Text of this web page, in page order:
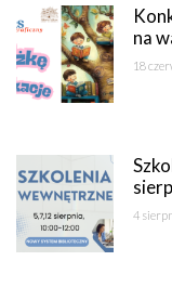
na
18
4